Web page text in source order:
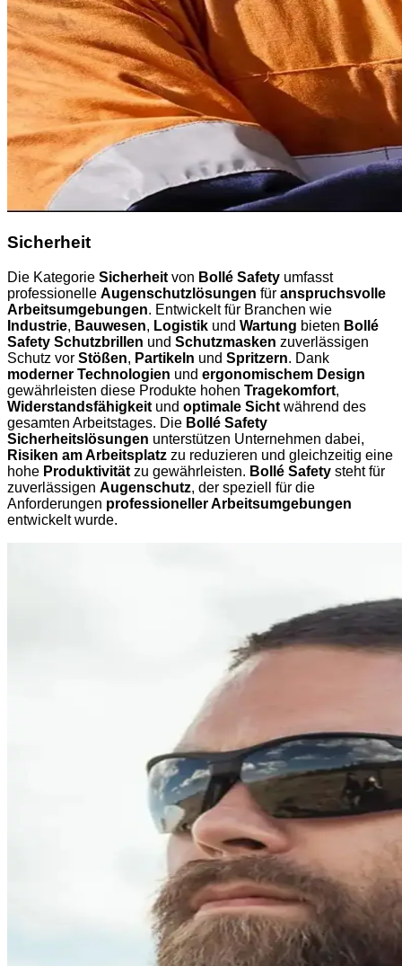
Sicherheit
Die Kategorie Sicherheit von Bollé Safety umfasst
professionelle Augenschutzlösungen für anspruchsvolle
Arbeitsumgebungen. Entwickelt für Branchen wie
Industrie, Bauwesen, Logistik und Wartung bieten Bollé
Safety Schutzbrillen und Schutzmasken zuverlässigen
Schutz vor Stößen, Partikeln und Spritzern. Dank
moderner Technologien und ergonomischem Design
gewährleisten diese Produkte hohen Tragekomfort,
Widerstandsfähigkeit und optimale Sicht während des
gesamten Arbeitstages. Die Bollé Safety
Sicherheitslösungen unterstützen Unternehmen dabei,
Risiken am Arbeitsplatz zu reduzieren und gleichzeitig eine
hohe Produktivität zu gewährleisten. Bollé Safety steht für
zuverlässigen Augenschutz, der speziell für die
Anforderungen professioneller Arbeitsumgebungen
entwickelt wurde.